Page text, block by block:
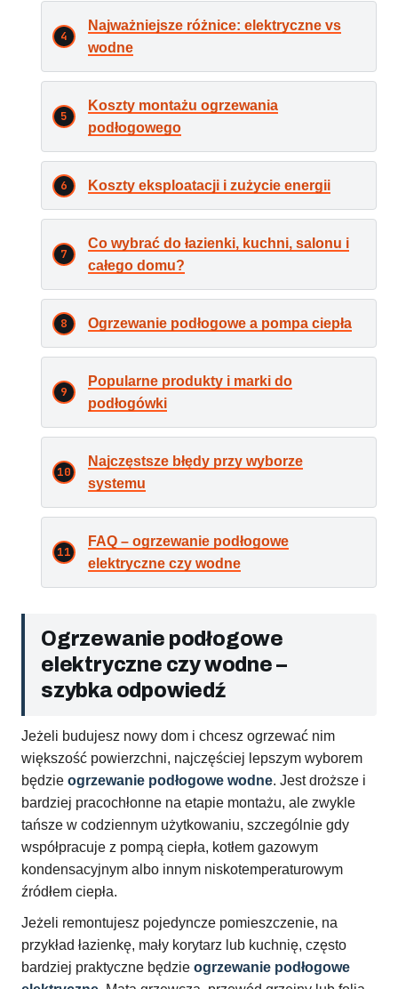
Najważniejsze różnice: elektryczne vs
wodne
Koszty montażu ogrzewania
podłogowego
Koszty eksploatacji i zużycie energii
Co wybrać do łazienki, kuchni, salonu i
całego domu?
Ogrzewanie podłogowe a pompa ciepła
Popularne produkty i marki do
podłogówki
Najczęstsze błędy przy wyborze
systemu
FAQ – ogrzewanie podłogowe
elektryczne czy wodne
Ogrzewanie podłogowe
elektryczne czy wodne –
szybka odpowiedź
Jeżeli budujesz nowy dom i chcesz ogrzewać nim
większość powierzchni, najczęściej lepszym wyborem
będzie ogrzewanie podłogowe wodne. Jest droższe i
bardziej pracochłonne na etapie montażu, ale zwykle
tańsze w codziennym użytkowaniu, szczególnie gdy
współpracuje z pompą ciepła, kotłem gazowym
kondensacyjnym albo innym niskotemperaturowym
źródłem ciepła.
Jeżeli remontujesz pojedyncze pomieszczenie, na
przykład łazienkę, mały korytarz lub kuchnię, często
bardziej praktyczne będzie ogrzewanie podłogowe